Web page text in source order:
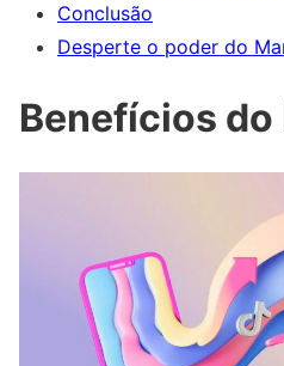
Conclusão
Desperte o poder do
Benefícios do